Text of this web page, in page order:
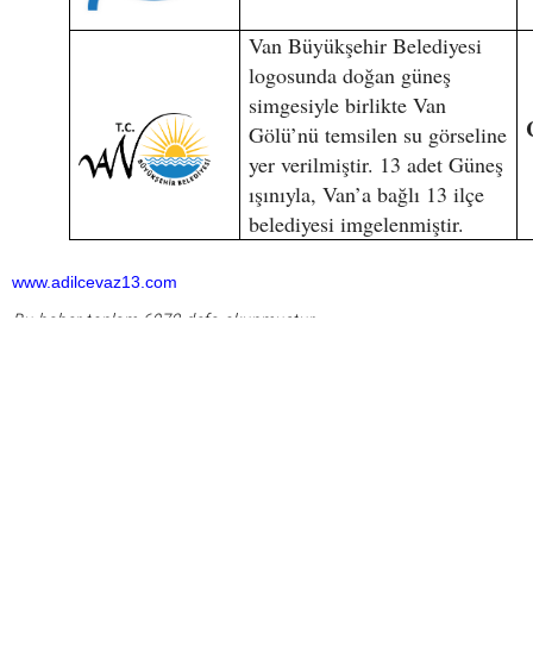
Van Büyükşehir Belediyesi
logosunda doğan güneş
simgesiyle birlikte Van
Gölü’nü temsilen su görseline
yer verilmiştir. 13 adet Güneş
ışınıyla, Van’a bağlı 13 ilçe
belediyesi imgelenmiştir.
www.adilcevaz13.com
Bu haber toplam 6972 defa okunmuştur